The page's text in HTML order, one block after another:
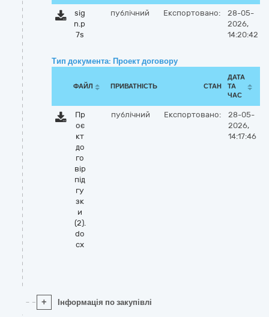
sig
n.p
7s
публічний Експортовано:
28-05-
2026,
14:20:42
Тип документа: Проект договору
ФАЙЛ ПРИВАТНІСТЬ СТАН
ДАТА
ТА
ЧАС
Пр
оє
кт
до
го
вір
під
гу
зк
и
(2).
do
cx
публічний Експортовано:
28-05-
2026,
14:17:46
+ Інформація по закупівлі